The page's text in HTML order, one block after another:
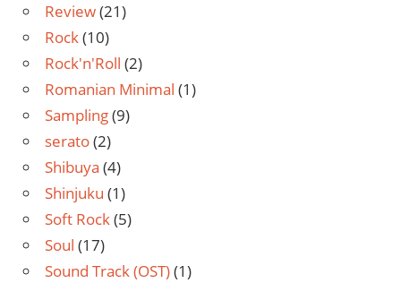
Review(21)
Rock(10)
Rock'n'Roll (2)
Romanian Minimal (1)
Sampling(9)
serato(2)
Shibuya (4)
Shinjuku (1)
Soft Rock(5)
Soul (17)
Sound Track (OST)(1)